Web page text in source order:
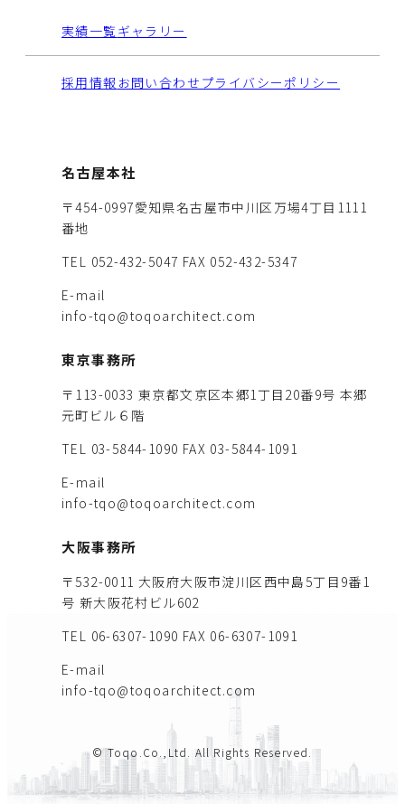
実績一覧 ギャラリー
採用情報 お問い合わせ プライバシーポリシー
名古屋本社
〒454-0997愛知県名古屋市中川区万場4丁目1111
番地
TEL 052-432-5047 FAX 052-432-5347
E-mail
info-tqo@toqoarchitect.com
東京事務所
〒113-0033 東京都文京区本郷1丁目20番9号 本郷
元町ビル６階
TEL 03-5844-1090 FAX 03-5844-1091
E-mail
info-tqo@toqoarchitect.com
大阪事務所
〒532-0011 大阪府大阪市淀川区西中島5丁目9番1
号 新大阪花村ビル602
TEL 06-6307-1090 FAX 06-6307-1091
E-mail
info-tqo@toqoarchitect.com
© Toqo.Co.,Ltd. All Rights Reserved.